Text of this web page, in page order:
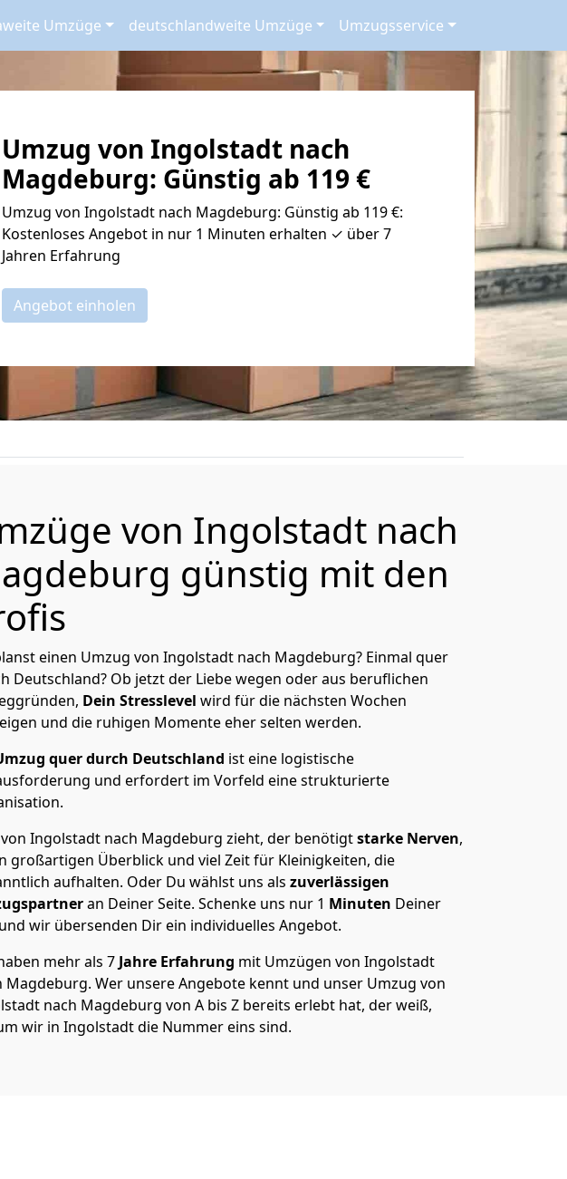
Umzüge deutschlandweite Umzüge Umzugsservice
Umzug von Ingolstadt nach
Magdeburg: Günstig ab 119 €
Umzug von Ingolstadt nach Magdeburg: Günstig ab 119 €:
Kostenloses Angebot in nur 1 Minuten erhalten ✓ über 7
Jahren Erfahrung
Angebot einholen
von Ingolstadt nach
günstig mit den
einen Umzug von Ingolstadt nach Magdeburg? Einmal quer
Deutschland? Ob jetzt der Liebe wegen oder aus beruflichen
Dein Stresslevel wird für die nächsten Wochen
und die ruhigen Momente eher selten werden.
quer durch Deutschland ist eine logistische
und erfordert im Vorfeld eine strukturierte
Ingolstadt nach Magdeburg zieht, der benötigtstarke Nerven,
großartigen Überblick und viel Zeit für Kleinigkeiten, die
aufhalten. Oder Du wählst uns als zuverlässigen
an Deiner Seite. Schenke uns nur 1 Minuten Deiner
wir übersenden Dir ein individuelles Angebot.
mehr als 7 Jahre Erfahrung mit Umzügen von Ingolstadt
Magdeburg. Wer unsere Angebote kennt und unser Umzug von
nach Magdeburg von A bis Z bereits erlebt hat, der weiß,
wir in Ingolstadt die Nummer eins sind.